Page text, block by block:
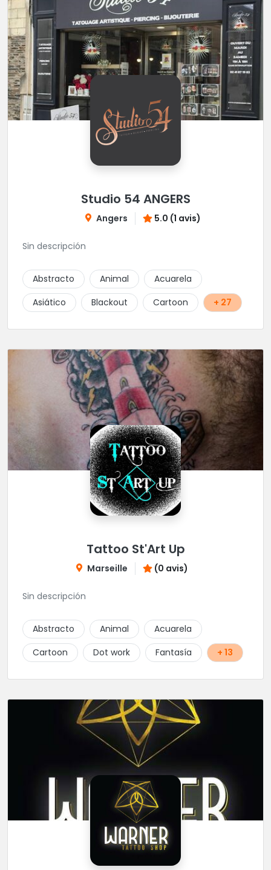
Studio 54 ANGERS
Angers 5.0 (1 avis)
Sin descripción
Abstracto Animal
Acuarela
Asiático
Blackout Cartoon + 27
Tattoo St'Art Up
Marseille (0 avis)
Sin descripción
Abstracto Animal
Acuarela
Cartoon
Dot work Fantasía + 13